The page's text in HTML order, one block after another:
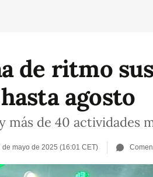
de ritmo
agosto
más de 40 actividades
de mayo de 2025 (16:01 CET)